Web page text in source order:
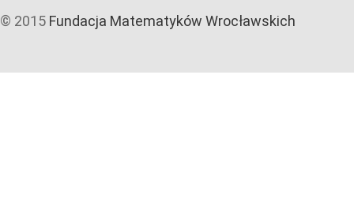
© 2015 Fundacja Matematyków Wrocławskich